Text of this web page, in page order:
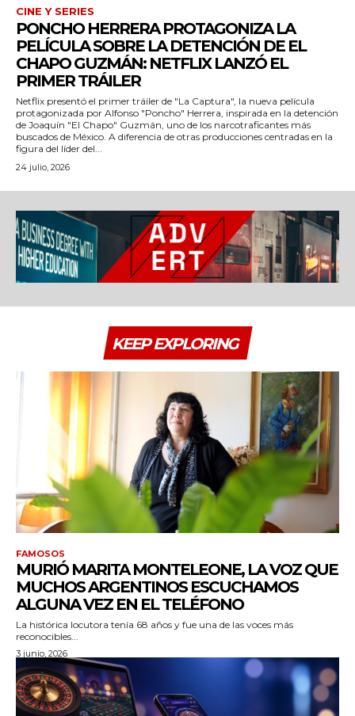
CINE Y SERIES
PONCHO HERRERA PROTAGONIZA LA
PELÍCULA SOBRE LA DETENCIÓN DE EL
CHAPO GUZMÁN: NETFLIX LANZÓ EL
PRIMER TRÁILER
Netflix presentó el primer tráiler de "La Captura", la nueva película
protagonizada por Alfonso "Poncho" Herrera, inspirada en la detención
de Joaquín "El Chapo" Guzmán, uno de los narcotraficantes más
buscados de México. A diferencia de otras producciones centradas en la
figura del líder del...
24 julio, 2026
KEEP EXPLORING
FAMOSOS
MURIÓ MARITA MONTELEONE, LA VOZ QUE
MUCHOS ARGENTINOS ESCUCHAMOS
ALGUNA VEZ EN EL TELÉFONO
La histórica locutora tenía 68 años y fue una de las voces más
reconocibles...
3 junio, 2026